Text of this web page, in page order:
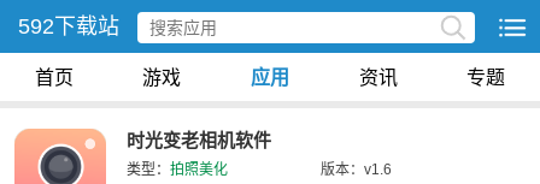
592下载站
首页 游戏 应用 资讯 专题
时光变老相机软件
类型： 拍照美化
版本：v1.6